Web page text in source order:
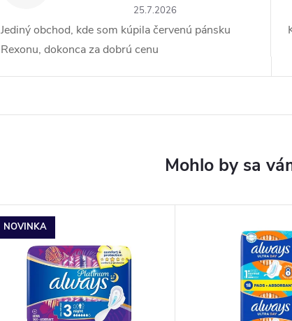
NOVINKA
25.7.2026
Jediný obchod, kde som kúpila červenú pánsku
Rexonu, dokonca za dobrú cenu